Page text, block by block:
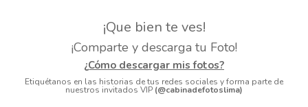
¡Que bien te ves!
¡Comparte y descarga tu Foto!
¿Cómo descargar mis fotos?
Etiquétanos en las historias de tus redes sociales y forma parte de
nuestros invitados VIP (@cabinadefotoslima)